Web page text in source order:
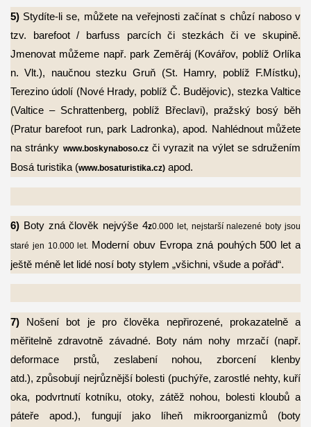
5)Stydíte-li se, můžete na veřejnosti začínat s chůzí naboso v
tzv. barefoot / barfuss parcích či stezkách či ve skupině.
Jmenovat můžeme např. park Zeměráj (Kovářov, poblíž Orlíka
n. Vlt.), naučnou stezku Gruň (St. Hamry, poblíž F.Místku),
Terezino údolí (Nové Hrady, poblíž Č. Budějovic), stezka Valtice
(Valtice – Schrattenberg, poblíž Břeclavi), pražský bosý běh
(Pratur barefoot run, park Ladronka), apod. Nahlédnout můžete
na stránky www.boskynaboso.czči vyrazit na výlet se sdružením
Bosá turistika (www.bosaturistika.cz)apod.
6) Boty zná člověk nejvýše 4z0.000 let, nejstarší nalezené boty jsou
staré jen 10.000 let. Moderní obuv Evropa zná pouhých 500 let a
ještě méně let lidé nosí boty stylem „všichni, všude a pořád“.
7)Nošení bot je pro člověka nepřirozené, prokazatelně a
měřitelně zdravotně závadné. Boty nám nohy mrzačí (např.
deformace prstů, zeslabení nohou, zborcení klenby
atd.), způsobují nejrůznější bolesti (puchýře, zarostlé nehty, kuří
oka, podvrtnutí kotníku, otoky, zátěž nohou, bolesti kloubů a
páteře apod.), fungují jako líheň mikroorganizmů (boty